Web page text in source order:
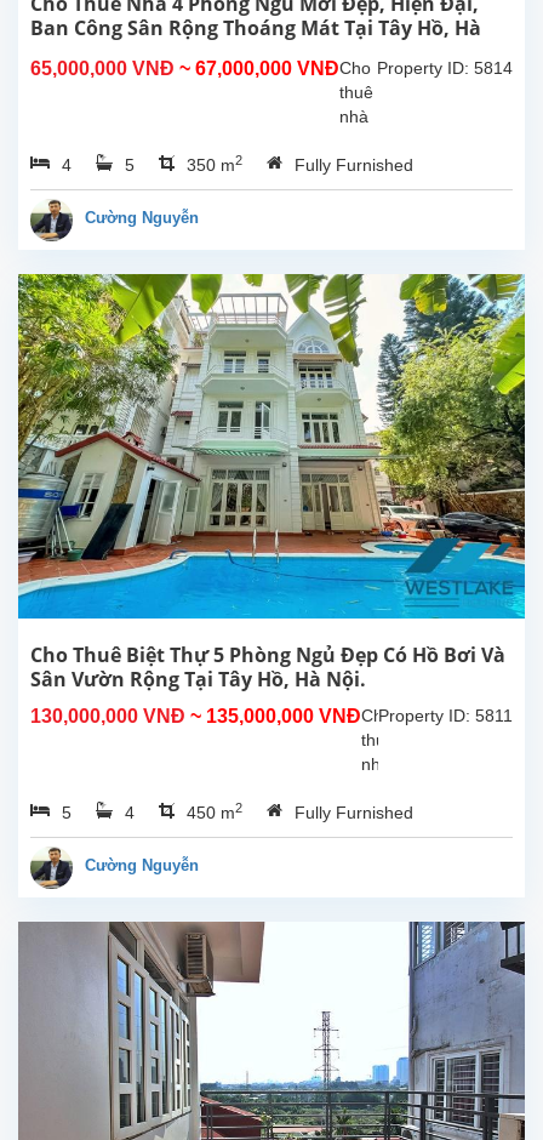
Hồ
Nhà...
Ban Công Sân Rộng Thoáng Mát Tại Tây Hồ, Hà
65,000,000 VNĐ ~ 67,000,000 VNĐ Property ID: 5814
Cho
thuê
nhà
phòng
ngủ
đại,
ban
công,
sân
rông,
thoáng
mát
tại
Tây
Hồ,
Hà
Nội.
Tầng
1
phòng
khách
bếp
rộng,...
4 5 350 m2 Fully Furnished
Cường Nguyễn
Cho Thuê Biệt Thự 5 Phòng Ngủ Đẹp Có Hồ Bơi Và
Sân Vườn Rộng Tại Tây Hồ, Hà Nội.
130,000,000 VNĐ ~ 135,000,000 VNĐ Property ID: 5811
Cho
thuê
nhà
phòng
ngủ
và
sân
vườn
5 4 450 m2 Fully Furnished
Cường Nguyễn